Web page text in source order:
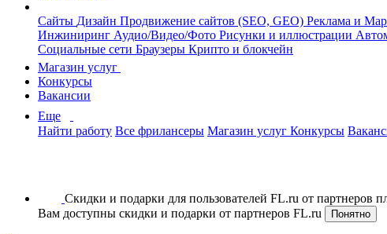
Сайты Дизайн Продвижение сайтов (SEO, GEO) Реклама и
Инжиниринг Аудио/Видео/Фото Рисунки и иллюстрации
Социальные сети Браузеры Крипто и блокчейн
Магазин услуг
Конкурсы
Вакансии
Еще
Найти работу Все фрилансеры Магазин услуг Конкурсы
Скидки и подарки для пользователей FL.ru от партнеров
Вам доступны скидки и подарки от партнеров FL.ru
Понятно